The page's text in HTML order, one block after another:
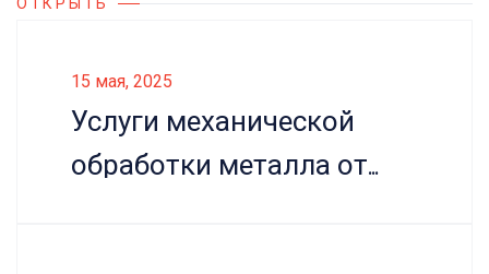
ОТКРЫТЬ
15 мая, 2025
Услуги механической
обработки металла от